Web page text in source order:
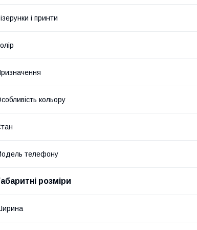
і принти
кольору
телефону
розміри